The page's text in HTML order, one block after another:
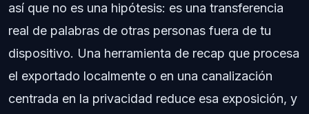
así que no es una hipótesis: es una transferencia
real de palabras de otras personas fuera de tu
dispositivo. Una herramienta de recap que procesa
el exportado localmente o en una canalización
centrada en la privacidad reduce esa exposición, y